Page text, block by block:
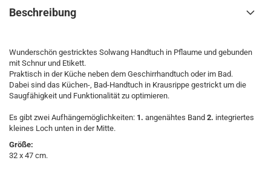
Beschreibung
Wunderschön gestricktes Solwang Handtuch in Pflaume und gebunden
mit Schnur und Etikett.
Praktisch in der Küche neben dem Geschirrhandtuch oder im Bad.
Dabei sind das Küchen-, Bad-Handtuch in Krausrippe gestrickt um die
Saugfähigkeit und Funktionalität zu optimieren.
Es gibt zwei Aufhängemöglichkeiten: 1. angenähtes Band 2. integriertes
kleines Loch unten in der Mitte.
Größe:
32 x 47 cm.